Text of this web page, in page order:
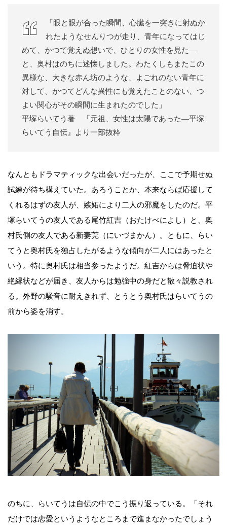
「眼と眼が合った瞬間、心臓を一突きに射ぬか
れたようなせんりつが走り、青年になってはじ
めて、かつて覚えぬ想いで、ひとりの女性を見た―
と、奥村はのちに述懐しました。わたくしもまたこの
異様な、大きな赤ん坊のような、よごれのない青年に
対して、かつてどんな異性にも覚えたことのない、つ
よい関心がその瞬間に生まれたのでした」
平塚らいてう著 『元祖、女性は太陽であった―平塚
らいてう自伝』より一部抜粋
なんともドラマティックな出会いだったが、ここで予期せぬ
試練が待ち構えていた。あろうことか、本来ならば応援して
くれるはずの友人が、嫉妬により二人の邪魔をしたのだ。平
塚らいてうの友人である尾竹紅吉（おたけべによし）と、奥
村氏側の友人である新妻莞（にいづまかん）。ともに、らい
てうと奥村氏を独占したがるような傾向が二人にはあったと
いう。特に奥村氏は相当参ったようだ。紅吉からは脅迫状や
絶縁状などが届き、友人からは勉強中の身だと散々説教され
る。外野の騒音に耐えきれず、とうとう奥村氏はらいてうの
前から姿を消す。
のちに、らいてうは自伝の中でこう振り返っている。「それ
だけでは恋愛というようなところまで進まなかったでしょう